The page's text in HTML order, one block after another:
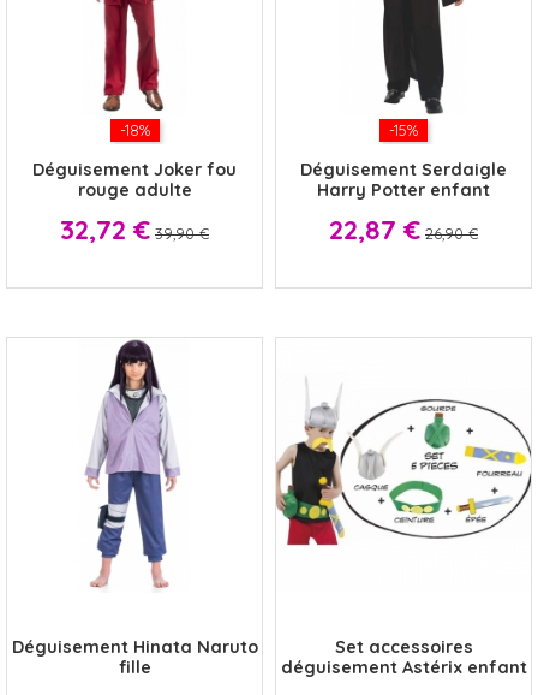
-18%
Déguisement Joker fou
rouge adulte
Prix
32,72 € 39,90 €
-15%
Déguisement Serdaigle
Harry Potter enfant
Prix
22,87 € 26,90 €
Déguisement Hinata Naruto
fille
Set accessoires
déguisement Astérix enfant